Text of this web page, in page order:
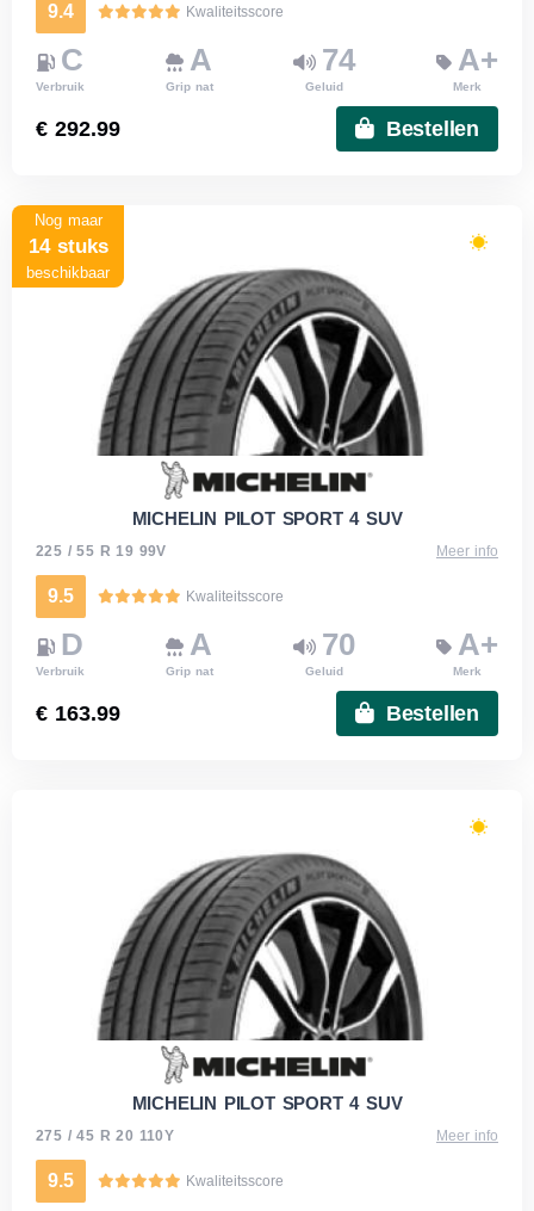
9.4 Kwaliteitsscore
C
Verbruik
A
Grip nat
74
Geluid
A+
Merk
€ 292.99 Bestellen
Nog maar
14 stuks
beschikbaar
MICHELIN PILOT SPORT 4 SUV
225 / 55 R 19 99V Meer info
9.5 Kwaliteitsscore
D
Verbruik
A
Grip nat
70
Geluid
A+
Merk
€ 163.99 Bestellen
MICHELIN PILOT SPORT 4 SUV
275 / 45 R 20 110Y Meer info
9.5 Kwaliteitsscore